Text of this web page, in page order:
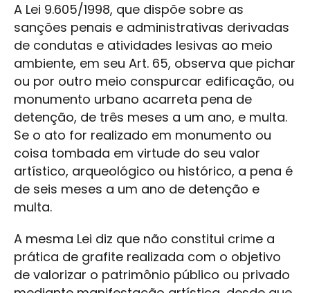
A Lei 9.605/1998, que dispõe sobre as
sanções penais e administrativas derivadas
de condutas e atividades lesivas ao meio
ambiente, em seu Art. 65, observa que pichar
ou por outro meio conspurcar edificação, ou
monumento urbano acarreta pena de
detenção, de três meses a um ano, e multa.
Se o ato for realizado em monumento ou
coisa tombada em virtude do seu valor
artístico, arqueológico ou histórico, a pena é
de seis meses a um ano de detenção e
multa.
A mesma Lei diz que não constitui crime a
prática de grafite realizada com o objetivo
de valorizar o patrimônio público ou privado